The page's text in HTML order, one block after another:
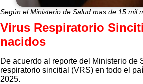
Según el Ministerio de Salud mas de 15 mil
Virus Respiratorio
nacidos
De acuerdo al reporte del Ministerio
respiratorio sincitial (VRS) en todo el
2025.